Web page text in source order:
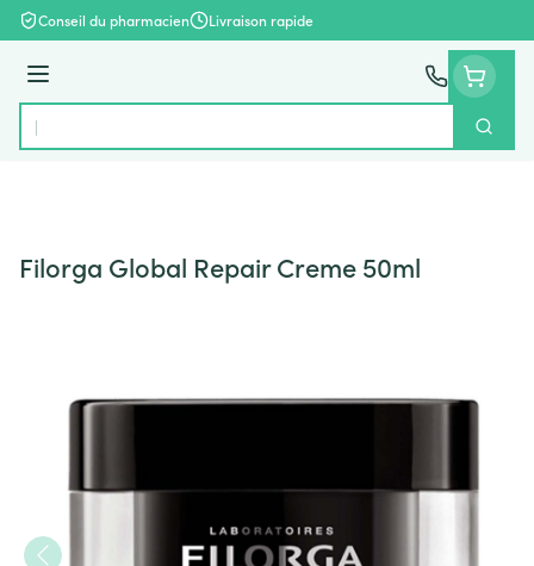
Aller au contenu
Conseil du pharmacien Livraison rapide
Menu
Rechercher
Filorga Global Repair Creme 50ml